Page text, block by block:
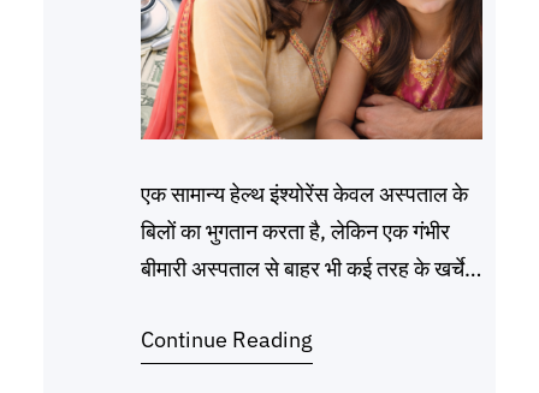
एक सामान्य हेल्थ इंश्योरेंस केवल अस्पताल के
बिलों का भुगतान करता है, लेकिन एक गंभीर
बीमारी अस्पताल से बाहर भी कई तरह के खर्चे
तक चलने वाली दवाइयाँ और लाइफस्टाइल में
Continue Reading